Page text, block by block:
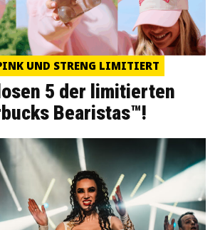
UND STRENG LIMITIERT
5 der limitierten
Bearistas™!